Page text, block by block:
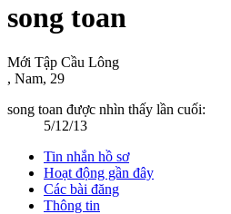
song toan
Mới Tập Cầu Lông
, Nam, 29
song toan được nhìn thấy lần cuối:
5/12/13
Tin nhắn hồ sơ
Hoạt động gần đây
Các bài đăng
Thông tin